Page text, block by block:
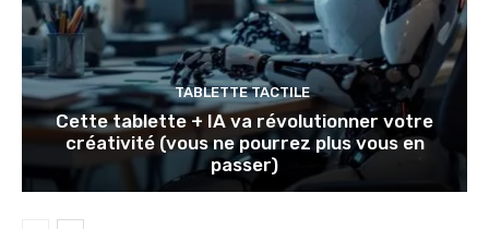
TABLETTE TACTILE
Cette tablette + IA va révolutionner votre
créativité (vous ne pourrez plus vous en
passer)